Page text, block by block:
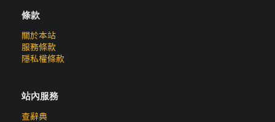
條款
關於本站
服務條款
隱私權條款
站內服務
查辭典